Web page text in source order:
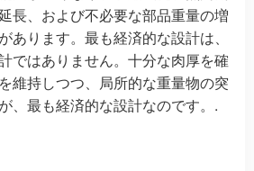
長、および不必要な部品重量の増
あります。最も経済的な設計は、
ではありません。十分な肉厚を確
維持しつつ、局所的な重量物の突
、最も経済的な設計なのです。.